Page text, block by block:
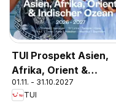
TUI Prospekt Asien,
Afrika, Orient &
Indischer Ozean
2026/27
01.11. - 31.10.2027
TUI